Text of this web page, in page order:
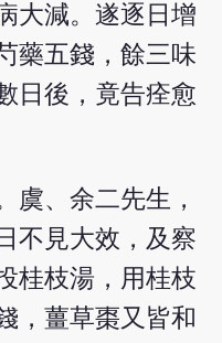
大減。遂逐日增
藥五錢，餘三味
日後，竟告痊愈
虞、余二先生，
不見大效，及察
桂枝湯，用桂枝
，薑草棗又皆和